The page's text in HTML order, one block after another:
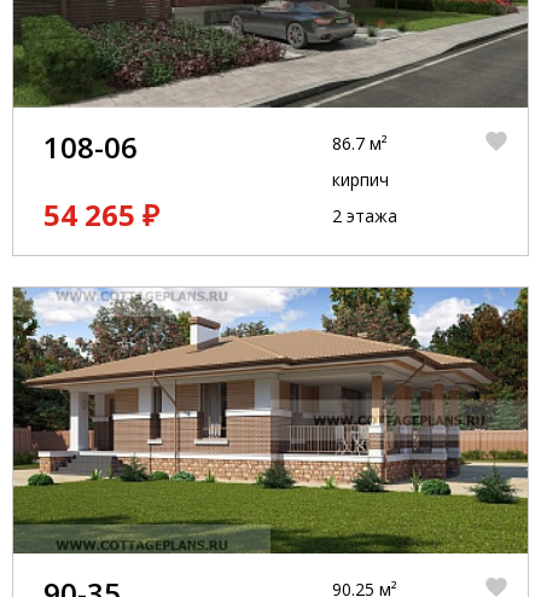
108-06
54 265 ₽
86.7 м²
кирпич
2 этажа
90.25 м²